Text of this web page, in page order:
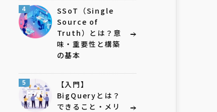
4
SSoT（Single
Source of
Truth）とは？意
味・重要性と構築
の基本
5
【入門】
BigQueryとは？
できること・メリ